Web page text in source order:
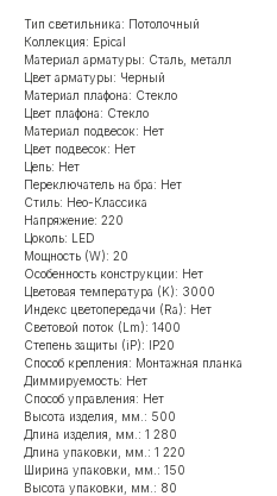
Тип светильника: Потолочный
Коллекция: Epical
Материал арматуры: Сталь, металл
Цвет арматуры: Черный
Материал плафона: Стекло
Цвет плафона: Стекло
Материал подвесок: Нет
Цвет подвесок: Нет
Цепь: Нет
Переключатель на бра: Нет
Стиль: Нео-Классика
Напряжение: 220
Цоколь: LED
Мощность (W): 20
Особенность конструкции: Нет
Цветовая температура (K): 3000
Индекс цветопередачи (Ra): Нет
Световой поток (Lm): 1400
Степень защиты (iP): IP20
Способ крепления: Монтажная планка
Диммируемость: Нет
Способ управления: Нет
Высота изделия, мм.: 500
Длина изделия, мм.: 1 280
Длина упаковки, мм.: 1 220
Ширина упаковки, мм.: 150
Высота упаковки, мм.: 80